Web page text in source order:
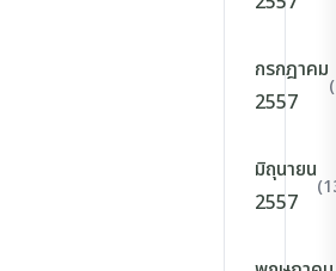
กรกฎาคม
2557
มิถุนายน
2557